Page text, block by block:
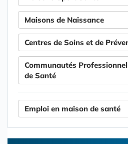
Maisons de Naissance
Centres de Soins et de
Communautés
de Santé
Emploi en maison de santé